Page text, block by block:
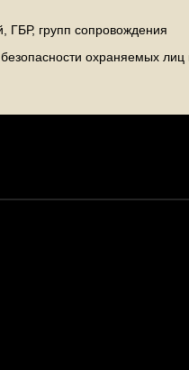
ГБР, групп сопровождения
охраняемых